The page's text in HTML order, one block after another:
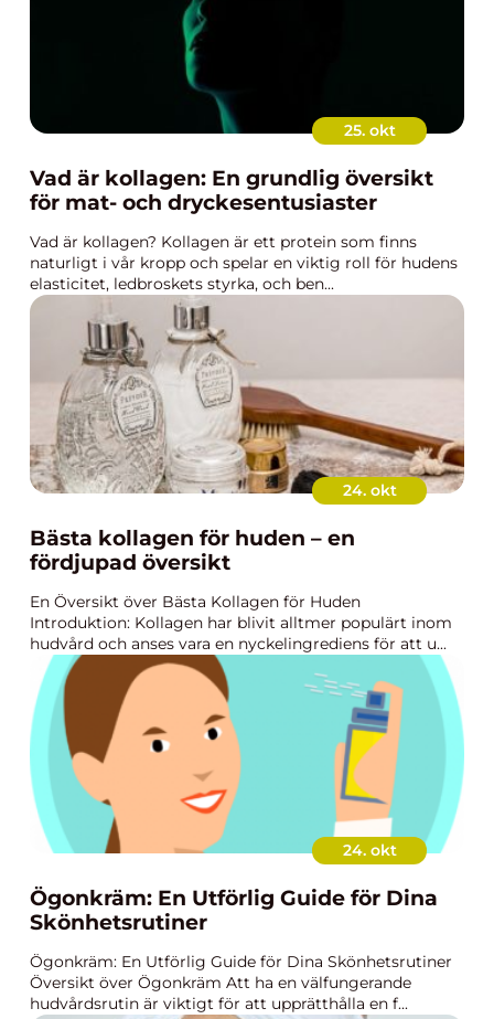
25. okt
Vad är kollagen: En grundlig översikt
för mat- och dryckesentusiaster
Vad är kollagen? Kollagen är ett protein som finns
naturligt i vår kropp och spelar en viktig roll för hudens
elasticitet, ledbroskets styrka, och ben...
24. okt
Bästa kollagen för huden – en
fördjupad översikt
En Översikt över Bästa Kollagen för Huden
Introduktion: Kollagen har blivit alltmer populärt inom
hudvård och anses vara en nyckelingrediens för att u...
24. okt
Ögonkräm: En Utförlig Guide för Dina
Skönhetsrutiner
Ögonkräm: En Utförlig Guide för Dina Skönhetsrutiner
Översikt över Ögonkräm Att ha en välfungerande
hudvårdsrutin är viktigt för att upprätthålla en f...